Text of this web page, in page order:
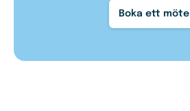
Boka ett möte